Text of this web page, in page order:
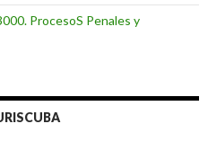
ProcesoS Penales y